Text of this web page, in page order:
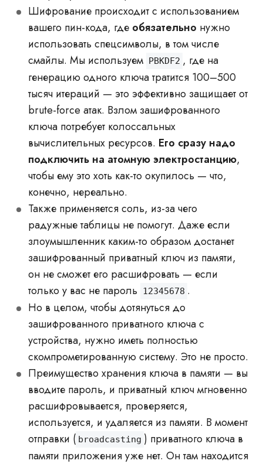
Шифрование происходит с использованием
вашего пин-кода, где обязательно нужно
использовать спецсимволы, в том числе
смайлы. Мы используем PBKDF2 , где на
генерацию одного ключа тратится 100–500
тысяч итераций — это эффективно защищает от
brute-force атак. Взлом зашифрованного
ключа потребует колоссальных
вычислительных ресурсов. Его сразу надо
подключить на атомную электростанцию,
чтобы ему это хоть как-то окупилось — что,
конечно, нереально.
Также применяется соль, из-за чего
радужные таблицы не помогут. Даже если
злоумышленник каким-то образом достанет
зашифрованный приватный ключ из памяти,
он не сможет его расшифровать — если
только у вас не пароль
12345678 .
Но в целом, чтобы дотянуться до
зашифрованного приватного ключа с
устройства, нужно иметь полностью
скомпрометированную систему. Это не просто.
Преимущество хранения ключа в памяти — вы
вводите пароль, и приватный ключ мгновенно
расшифровывается, проверяется,
используется, и удаляется из памяти. В момент
отправки ( broadcasting ) приватного ключа в
памяти приложения уже нет. Он там находится